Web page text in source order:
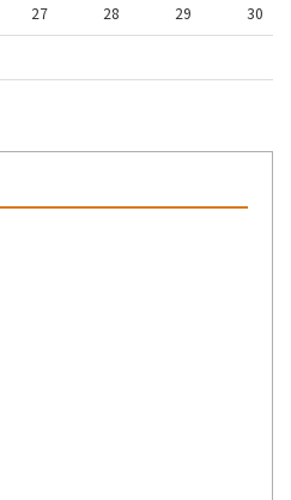
27 28 29 30